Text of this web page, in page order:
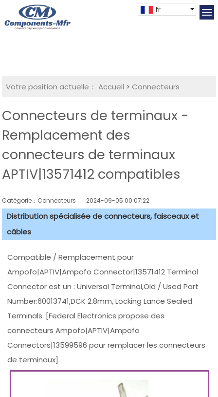
fr
Votre position actuelle： Accueil >Connecteurs
Connecteurs de terminaux -
Remplacement des
connecteurs de terminaux
APTIV|13571412 compatibles
Catégorie：Connecteurs 2024-09-05 00:07:22
Distribution spécialisée de connecteurs, faisceaux et
câbles
Compatible / Remplacement pour
Ampofo|APTIV|Ampofo Connector|13571412 Terminal
Connector est un : Universal Terminal,Old / Used Part
Number:60013741,DCK 2.8mm, Locking Lance Sealed
Terminals. [Federal Electronics propose des
connecteurs Ampofo|APTIV|Ampofo
Connectors|13599596 pour remplacer les connecteurs
de terminaux].